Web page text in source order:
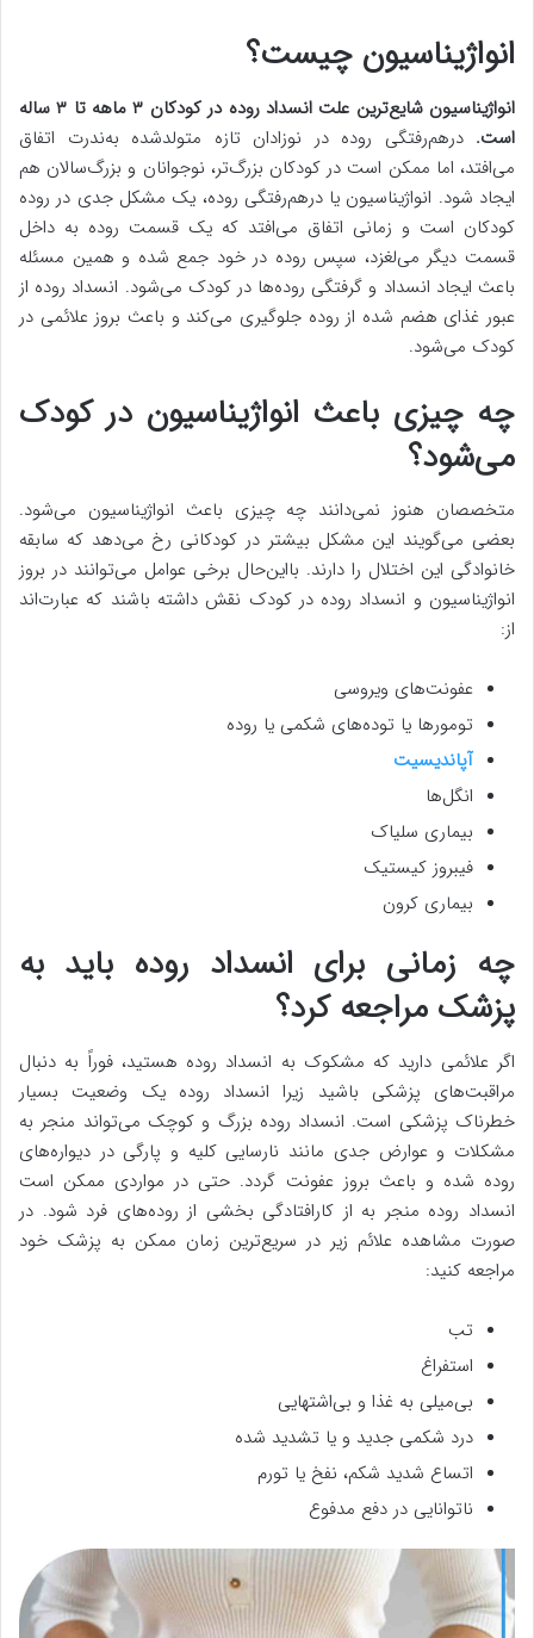
انواژیناسیون چیست؟
انواژیناسیون شایع‌ترین علت انسداد روده در کودکان ۳ ماهه تا ۳ ساله
است. درهم‌رفتگی روده در نوزادان تازه متولدشده به‌ندرت اتفاق
می‌افتد، اما ممکن است در کودکان بزرگ‌تر، نوجوانان و بزرگ‌سالان هم
ایجاد شود. انواژیناسیون یا درهم‌رفتگی روده، یک مشکل جدی در روده
کودکان است و زمانی اتفاق می‌افتد که یک قسمت روده به داخل
قسمت دیگر می‌لغزد، سپس روده در خود جمع شده و همین مسئله
باعث ایجاد انسداد و گرفتگی روده‌ها در کودک می‌شود. انسداد روده از
عبور غذای هضم شده از روده جلوگیری می‌کند و باعث بروز علائمی در
کودک می‌شود.
چه چیزی باعث انواژیناسیون در کودک
می‌شود؟
متخصصان هنوز نمی‌دانند چه چیزی باعث انواژیناسیون می‌شود.
بعضی می‌گویند این مشکل بیشتر در کودکانی رخ می‌دهد که سابقه
خانوادگی این اختلال را دارند. بااین‌حال برخی عوامل می‌توانند در بروز
انواژیناسیون و انسداد روده در کودک نقش داشته باشند که عبارت‌اند
از:
عفونت‌های ویروسی
تومورها یا توده‌های شکمی یا روده
آپاندیسیت
انگل‌ها
بیماری سلیاک
فیبروز کیستیک
بیماری کرون
چه زمانی برای انسداد روده باید به
پزشک مراجعه کرد؟
اگر علائمی دارید که مشکوک به انسداد روده هستید، فوراً به دنبال
مراقبت‌های پزشکی باشید زیرا انسداد روده یک وضعیت بسیار
خطرناک پزشکی است. انسداد روده بزرگ و کوچک می‌تواند منجر به
مشکلات و عوارض جدی مانند نارسایی کلیه و پارگی در دیواره‌های
روده شده و باعث بروز عفونت گردد. حتی در مواردی ممکن است
انسداد روده منجر به از کارافتادگی بخشی از روده‌های فرد شود. در
صورت مشاهده علائم زیر در سریع‌ترین زمان ممکن به پزشک خود
مراجعه کنید:
تب
استفراغ
بی‌میلی به غذا و بی‌اشتهایی
درد شکمی جدید و یا تشدید شده
اتساع شدید شکم، نفخ یا تورم
ناتوانایی در دفع مدفوع